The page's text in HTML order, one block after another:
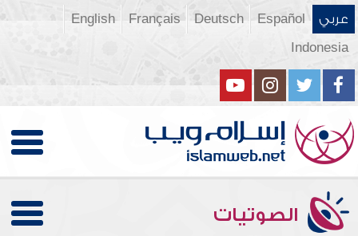
عربي Español
Deutsch
Français
English
Indonesia
الصوتيات